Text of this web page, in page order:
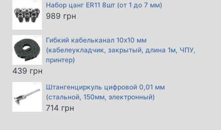
Набор цанг ER11 8шт (от 1 до 7 мм)
989 грн
Гибкий кабельканал 10х10 мм
(кабелеукладчик, закрытый, длина 1м, ЧПУ,
принтер)
439 грн
Штангенциркуль цифровой 0,01 мм
(стальной, 150мм, электронный)
714 грн